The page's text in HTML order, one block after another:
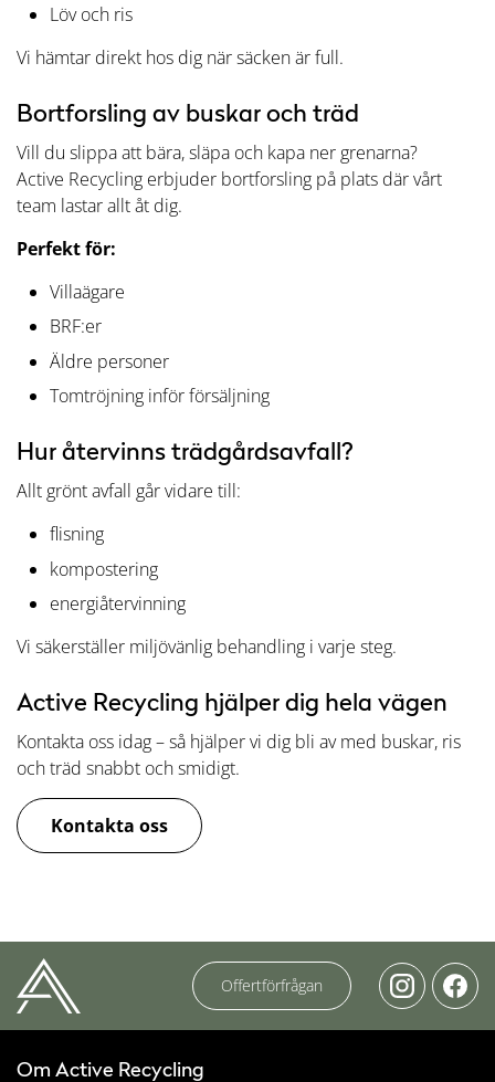
Löv och ris
Vi hämtar direkt hos dig när säcken är full.
Bortforsling av buskar och träd
Vill du slippa att bära, släpa och kapa ner grenarna?
Active Recycling erbjuder bortforsling på plats där vårt
team lastar allt åt dig.
Perfekt för:
Villaägare
BRF:er
Äldre personer
Tomtröjning inför försäljning
Hur återvinns trädgårdsavfall?
Allt grönt avfall går vidare till:
flisning
kompostering
energiåtervinning
Vi säkerställer miljövänlig behandling i varje steg.
Active Recycling hjälper dig hela vägen
Kontakta oss idag – så hjälper vi dig bli av med buskar, ris
och träd snabbt och smidigt.
Kontakta oss
Offertförfrågan
Om Active Recycling